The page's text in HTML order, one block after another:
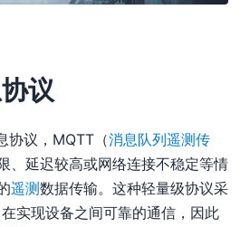
议
协议，MQTT（消息队列遥测传
、延迟较高或网络连接不稳定等情
遥测数据传输。这种轻量级协议采
实现设备之间可靠的通信，因此